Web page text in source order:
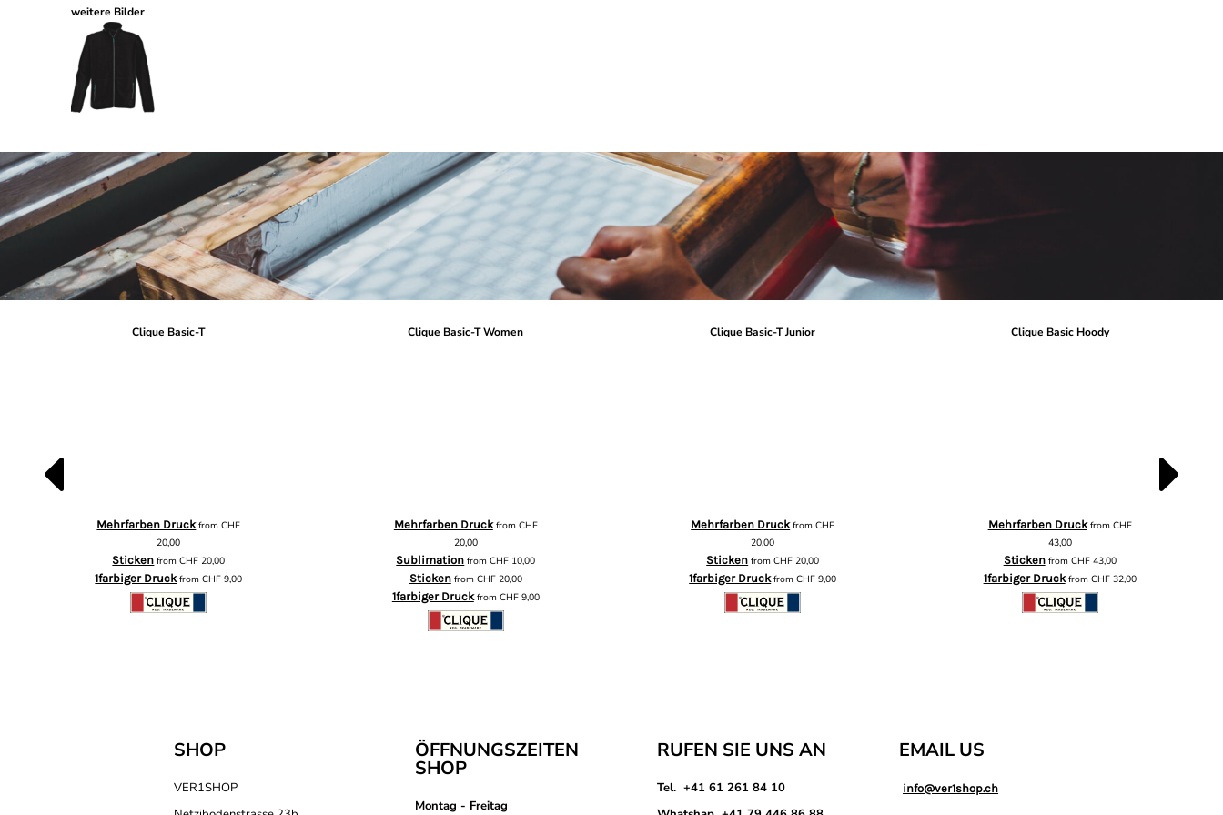
weitere Bilder
Clique Basic-T
Mehrfarben DruckfromCHF
20,00
Sticken fromCHF 20,00
1farbiger DruckfromCHF 9,00
Clique Basic-T Women
Mehrfarben Druckfrom CHF
20,00
Sublimation fromCHF 10,00
Stickenfrom CHF20,00
1farbiger Druckfrom CHF9,00
Clique Basic-T Junior
Mehrfarben DruckfromCHF
20,00
Sticken fromCHF 20,00
1farbiger DruckfromCHF 9,00
Clique Basic Hoody
Mehrfarben Druckfrom CHF
43,00
Stickenfrom CHF43,00
1farbiger Druckfrom CHF32,00
SHOP
VER1SHOP
ÖFFNUNGSZEITEN
SHOP
Montag - Freitag
RUFEN SIE UNS AN
Tel. +41 61 261 84 10
EMAIL US
info@ver1shop.ch